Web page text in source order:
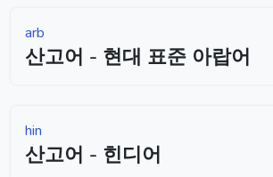
arb
산고어 - 현대 표준 아랍어
hin
산고어 - 힌디어